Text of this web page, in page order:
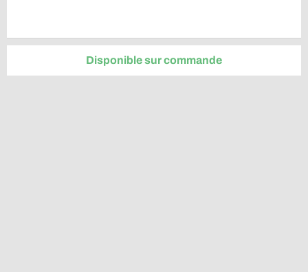
Disponible sur commande